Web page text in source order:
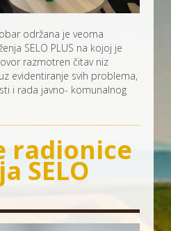
održana je veoma
SELO PLUS na kojoj je
razmotren čitav niz
evidentiranje svih problema,
i rada javno- komunalnog
radionice
SELO